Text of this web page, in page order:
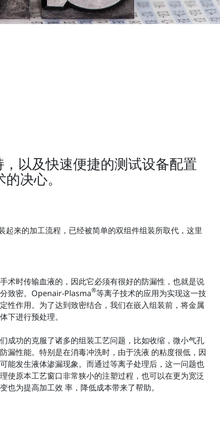
以及快速便捷的测试设备配置
决心。
来的加工流程，已经被简单的双组件组装所取代，这里
术时传输血液的，因此它必须有很好的防漏性，也就是说
致密。Openair-Plasma®等离子技术的应用为实现这一技
性作用。为了达到致密结合，我们在嵌入组装前，将金属
下进行预处理。
成功的克服了诸多的组装工艺问题，比如收缩，微小气孔
漏性能。特别是在消毒冲洗时，由于洗液 的粘度很低，因
能发生液体渗漏现象。而通过等离子处理后，这一问题也
使原本工艺窗口非常狭小的注塑过程，也可以在更为宽泛
也为提高加工效 率，降低成本带来了帮助。